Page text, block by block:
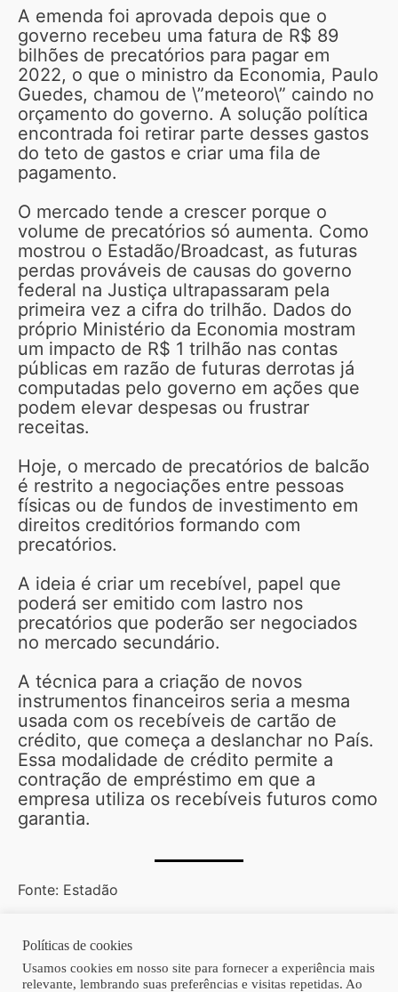
A emenda foi aprovada depois que o
governo recebeu uma fatura de R$ 89
bilhões de precatórios para pagar em
2022, o que o ministro da Economia, Paulo
Guedes, chamou de \”meteoro\” caindo no
orçamento do governo. A solução política
encontrada foi retirar parte desses gastos
do teto de gastos e criar uma fila de
pagamento.
O mercado tende a crescer porque o
volume de precatórios só aumenta. Como
mostrou o Estadão/Broadcast, as futuras
perdas prováveis de causas do governo
federal na Justiça ultrapassaram pela
primeira vez a cifra do trilhão. Dados do
próprio Ministério da Economia mostram
um impacto de R$ 1 trilhão nas contas
públicas em razão de futuras derrotas já
computadas pelo governo em ações que
podem elevar despesas ou frustrar
receitas.
Hoje, o mercado de precatórios de balcão
é restrito a negociações entre pessoas
físicas ou de fundos de investimento em
direitos creditórios formando com
precatórios.
A ideia é criar um recebível, papel que
poderá ser emitido com lastro nos
precatórios que poderão ser negociados
no mercado secundário.
A técnica para a criação de novos
instrumentos financeiros seria a mesma
usada com os recebíveis de cartão de
crédito, que começa a deslanchar no País.
Essa modalidade de crédito permite a
contração de empréstimo em que a
empresa utiliza os recebíveis futuros como
garantia.
Fonte: Estadão
Copyright © 2026 | Homero Costa Advogados
Políticas de cookies
Usamos cookies em nosso site para fornecer a experiência mais
relevante, lembrando suas preferências e visitas repetidas. Ao